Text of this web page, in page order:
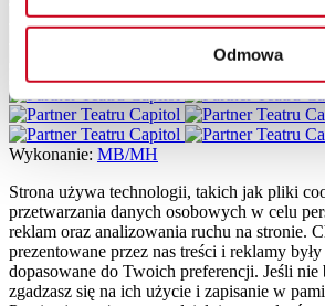
Odmowa
Partnerzy Teatru
Wykonanie: MB/MH
Strona używa technologii, takich jak pliki
przetwarzania danych osobowych w celu
reklam oraz analizowania ruchu na stronie.
prezentowane przez nas treści i reklamy
dopasowane do Twoich preferencji. Jeśli
zgadzasz się na ich użycie i zapisanie w